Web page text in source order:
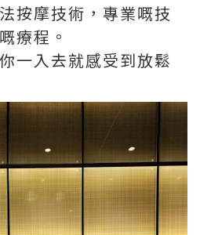
按摩技術，專業嘅技
療程。
一入去就感受到放鬆